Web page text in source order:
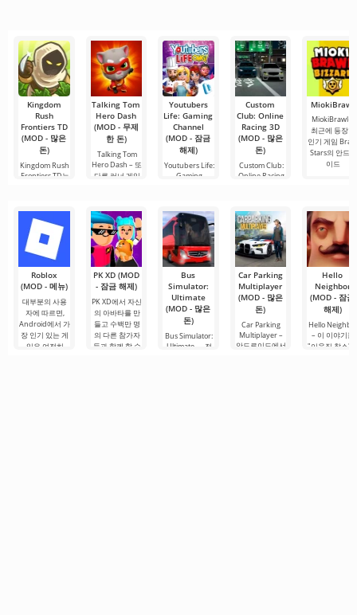
장합니다. 많은
사용자에게 무
료 버전은 모든
편집 요구를
있는 서비스 중
하나입니다. 이
곳에는 최신 미
디어 제품뿐만
아니라
에 달려 있습니
다. 복잡한
루를 시작하거
나 힘든 하루를.
시작할 수
Kingdom
Rush
Frontiers TD
(MOD - 많은
돈)
Kingdom Rush
Frontiers TD는
로, 다양한
Talking Tom
Hero Dash
(MOD - 무제
한 돈)
Talking Tom
Hero Dash – 또
다른 러너 게임
Youtubers
Life: Gaming
Channel
(MOD - 잠금
해제)
Youtubers Life:
Gaming
Custom
Club: Online
Racing 3D
(MOD - 많은
돈)
Custom Club:
Online Racing
MiokiBrawl
MiokiBrawl는
최근에 등장한
인기 게임
Stars의 안드로
이드
Roblox
(MOD - 메뉴)
대부분의 사용
자에 따르면,
Android에서 가
장 인기 있는 게
임은 여전히
PK XD (MOD
- 잠금 해제)
PK XD에서 자신
의 아바타를 만
들고 수백만 명
의 다른 참가자
들과 함께 할 수
Bus
Simulator:
Ultimate
(MOD - 많은
돈)
Bus Simulator:
Ultimate — 전
Car Parking
Multiplayer
(MOD - 많은
돈)
Car Parking
Multiplayer –
안드로이드에서
Hello
Neighbor
(MOD - 잠금
해제)
Hello
– 이 이야기는
"이웃집 찰스"